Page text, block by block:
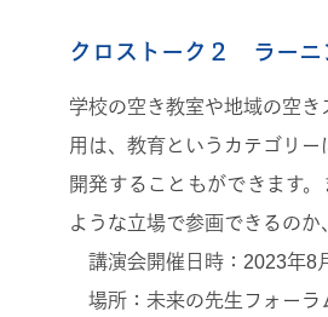
クロストーク２ ラーニ
学校の空き教室や地域の空
用は、教育というカテゴリ
開発することもができます
ような立場で参画できるのか
講演会開催日時：2023年8
場所：未来の先生フォー